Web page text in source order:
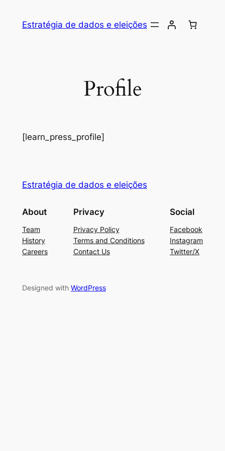
Estratégia de dados e eleições
Profile
[learn_press_profile]
Estratégia de dados e eleições
About
Team
History
Careers
Privacy
Privacy Policy
Terms and Conditions
Contact Us
Social
Facebook
Instagram
Twitter/X
Designed with WordPress